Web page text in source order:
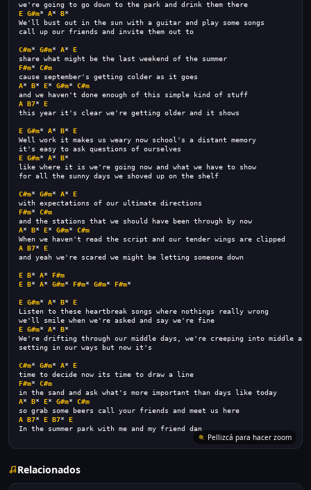
we're going to go down to the park and drink them there
E G#m* A* B*
We'll bust out in the sun with a guitar and play some songs
call up our friends and invite them out to
C#m* G#m* A* E
share what might be the last weekend of the summer
F#m* C#m
cause september's getting colder as it goes
A* B* E* G#m* C#m
and we haven't done enough of this simple kind of stuff
A B7* E
this year it's clear we're getting older and it shows
E G#m* A* B* E
Well work it makes us weary now school's a distant memory
it's easy to ask questions of ourselves
E G#m* A* B*
like where it is we're going now and what we have to show
for all the sunny days we shoved up on the shelf
C#m* G#m* A* E
with expectations of our ultimate directions
F#m* C#m
and the stations that we should have been through by now
A* B* E* G#m* C#m
When we haven't read the script and our tender wings are clipped
A B7* E
and yeah we're scared we might be letting someone down
E B* A* F#m
E B* A* G#m* F#m* G#m* F#m*
E G#m* A* B* E
Listen to these heartbreak songs where nothings really wrong
we'll smile when we're asked and say we're fine
E G#m* A* B*
We're drifting through our middle days, we're creeping into middle age
setting in our ways but now it's
C#m* G#m* A* E
time to decide now its time to draw a line
F#m* C#m
in the sand and ask what's more important than days like today
A* B* E* G#m* C#m
so grab some beers call your friends and meet us here
A B7* E B7* E
In the summer park with me and my friend dan
Pellizcá para hacer zoom
Relacionados